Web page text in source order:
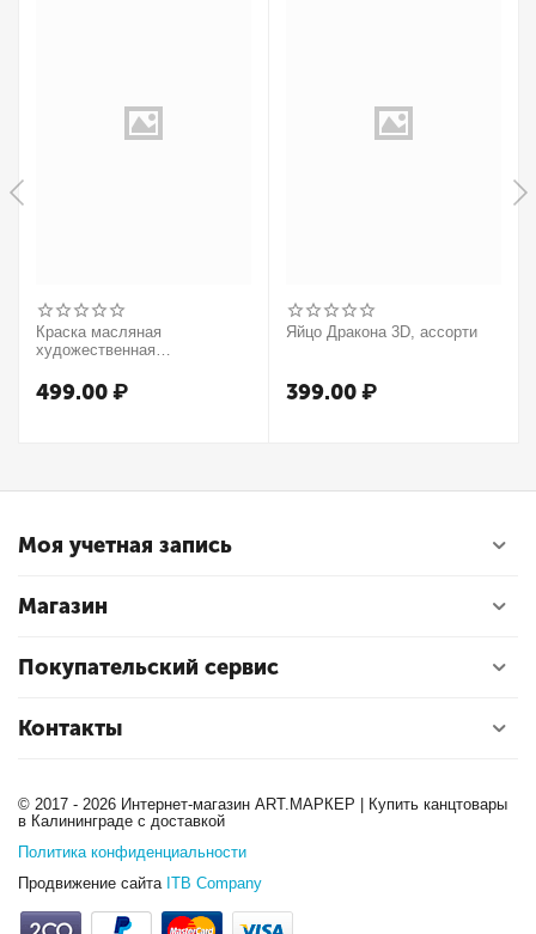
Краска масляная
художественная
37мл, туба, оранжевый
499.00₽
Яйцо Дракона 3D, ассорти
399.00₽
Моя учетная запись
Магазин
Покупательский сервис
Контакты
© 2017 - 2026 Интернет-магазин ART.МАРКЕР | Купить канцтовары
в Калининграде с доставкой
Политика конфиденциальности
Продвижение сайта ITB Company